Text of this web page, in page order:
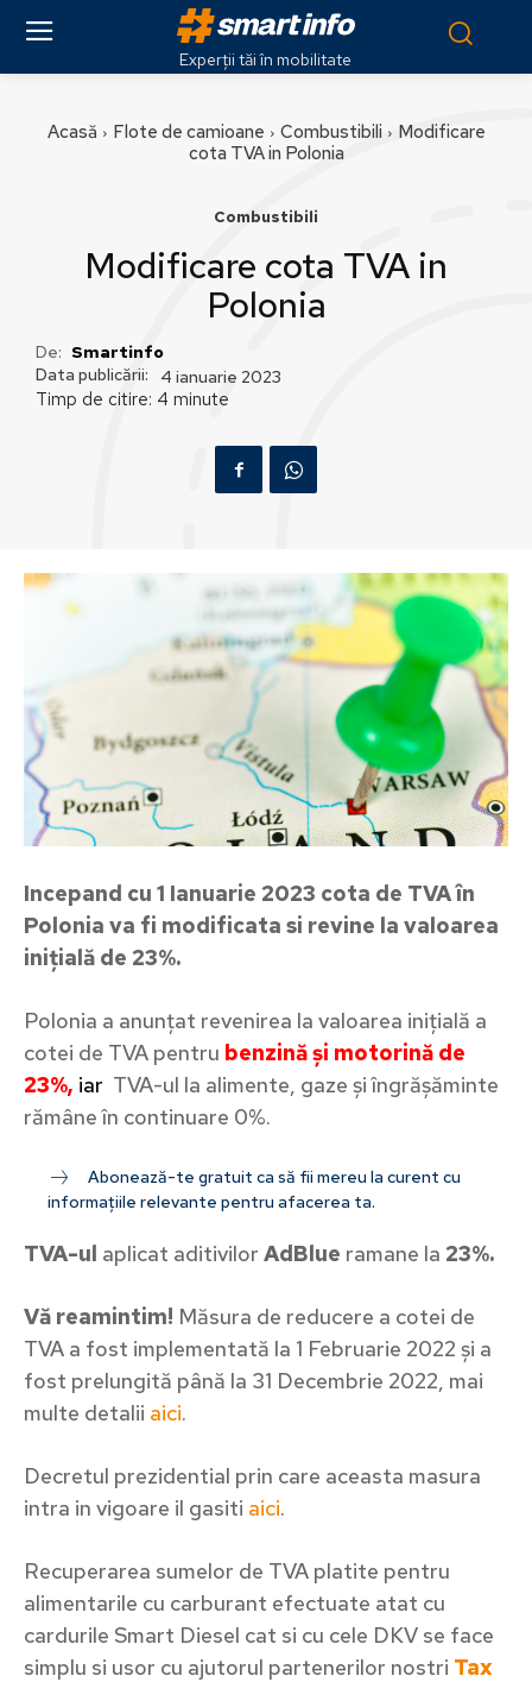
Experții tăi în mobilitate
Acasă Flote de camioane Combustibili
Modificare
cota TVA in Polonia
Combustibili
Modificare cota TVA in
Polonia
De: Smartinfo
Data publicării:
4 ianuarie 2023
Timp de citire: 4 minute
Incepand cu 1 Ianuarie 2023 cota de TVA în
Polonia va fi modificata si revine la valoarea
inițială de 23%.
Polonia a anunțat revenirea la valoarea inițială a
cotei de TVA pentru benzină și motorină de
23%, iar TVA-ul la alimente, gaze și îngrășăminte
rămâne în continuare 0%.
Abonează-te gratuit ca să fii mereu la curent cu
informațiile relevante pentru afacerea ta.
TVA-ul aplicat aditivilor AdBlue ramane la 23%.
Vă reamintim! Măsura de reducere a cotei de
TVA a fost implementată la 1 Februarie 2022 și a
fost prelungită până la 31 Decembrie 2022, mai
multe detalii aici.
Decretul prezidential prin care aceasta masura
intra in vigoare il gasiti aici.
Recuperarea sumelor de TVA platite pentru
alimentarile cu carburant efectuate atat cu
cardurile Smart Diesel cat si cu cele DKV se face
simplu si usor cu ajutorul partenerilor nostri Tax